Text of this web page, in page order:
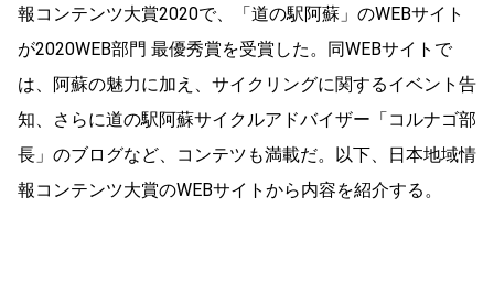
報コンテンツ大賞2020で、「道の駅阿蘇」のWEBサイト
が2020WEB部門 最優秀賞を受賞した。同WEBサイトで
は、阿蘇の魅力に加え、サイクリングに関するイベント告
知、さらに道の駅阿蘇サイクルアドバイザー「コルナゴ部
長」のブログなど、コンテツも満載だ。以下、日本地域情
報コンテンツ大賞のWEBサイトから内容を紹介する。